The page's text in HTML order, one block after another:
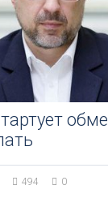
494 0